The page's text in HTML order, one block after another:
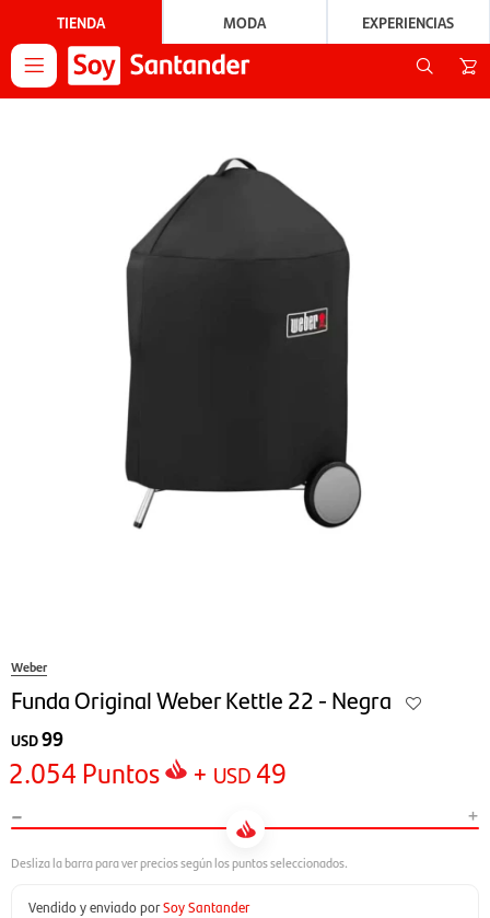
TIENDA MODA EXPERIENCIAS

Weber
Funda Original Weber Kettle 22 - Negra
USD99
2.054 Puntos + USD 49
- +
Vendido y enviado porSoy Santander